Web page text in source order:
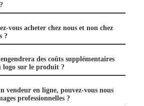
vous acheter chez nous et non chez
?
des coûts supplémentaires
logo sur le produit ?
vendeur en ligne, pouvez-vous nous
professionnelles ?